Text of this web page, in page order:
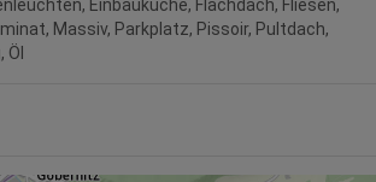
Einbauküche Flachdach Fliesen
Massiv Parkplatz Pissoir Pultdach
Öl